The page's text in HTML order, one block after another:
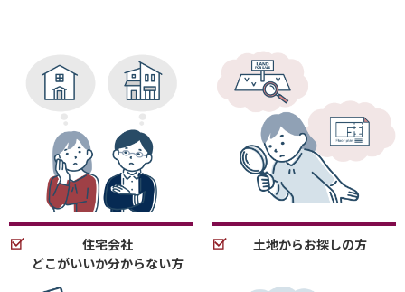
住宅会社
どこがいいか分からない方
土地からお探しの方